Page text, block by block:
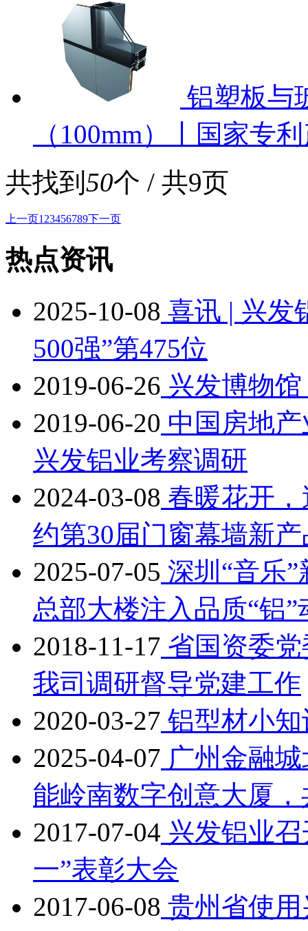
铝塑板与
（100mm）丨国家专
共找到50个 / 共9页
上一页1 23456789下一页
热点资讯
2025-10-08 喜讯 | 兴发
500强”第475位
2019-06-26 兴发博物
2019-06-20 中国房地
兴发铝业考察调研
2024-03-08 春暖花开
约第30届门窗幕墙新
2025-07-05 深圳“音乐
总部大楼注入品质“铝”
2018-11-17 省国资委
我司调研督导党建工作
2020-03-27 铝型材小
2025-04-07 广州金融
能岭南数字创意大厦
2017-07-04 兴发铝业
一”表彰大会
2017-06-08 贵州省使